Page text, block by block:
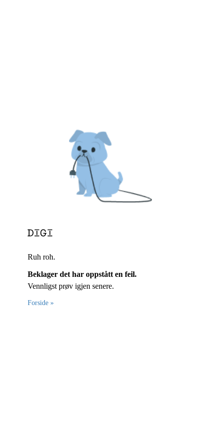
Ruh roh.
Beklager det har oppstått en feil.
Vennligst prøv igjen senere.
Forside »